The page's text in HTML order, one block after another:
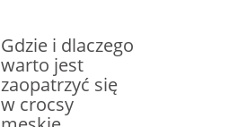
Gdzie i dlaczego
warto jest
zaopatrzyć się
w crocsy